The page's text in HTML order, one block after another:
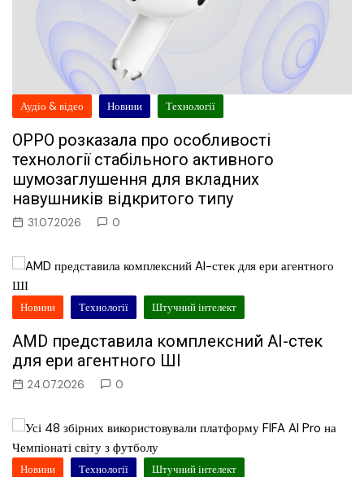
Аудіо & відео Новини Технології
OPPO розказала про особливості
технології стабільного активного
шумозаглушення для вкладних
навушників відкритого типу
31.07.2026 0
Новини Технології Штучний інтелект
AMD представила комплексний AI-стек
для ери агентного ШІ
24.07.2026 0
Новини Технології Штучний інтелект